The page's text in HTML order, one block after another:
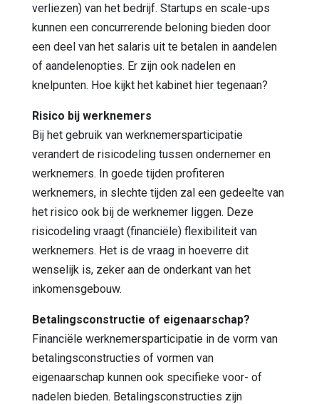
verliezen) van het bedrijf. Startups en scale-ups
kunnen een concurrerende beloning bieden door
een deel van het salaris uit te betalen in aandelen
of aandelenopties. Er zijn ook nadelen en
knelpunten. Hoe kijkt het kabinet hier tegenaan?
Risico bij werknemers
Bij het gebruik van werknemersparticipatie
verandert de risicodeling tussen ondernemer en
werknemers. In goede tijden profiteren
werknemers, in slechte tijden zal een gedeelte van
het risico ook bij de werknemer liggen. Deze
risicodeling vraagt (financiële) flexibiliteit van
werknemers. Het is de vraag in hoeverre dit
wenselijk is, zeker aan de onderkant van het
inkomensgebouw.
Betalingsconstructie of eigenaarschap?
Financiële werknemersparticipatie in de vorm van
betalingsconstructies of vormen van
eigenaarschap kunnen ook specifieke voor- of
nadelen bieden. Betalingsconstructies zijn